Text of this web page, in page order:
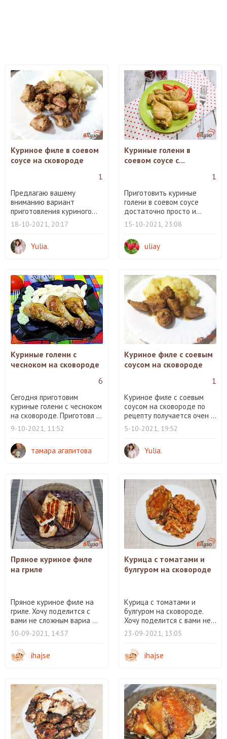
Куриное филе в соевом
соусе на сковороде
1
Предлагаю вашему
вниманию вариант
приготовления куриного...
18-10-2021, 20:17
Yulia.
Куриные голени в
соевом соусе с...
1
Приготовить куриные
голени в соевом соусе
достаточно просто и...
15-10-2021, 23:08
uliay
Куриные голени с
чесноком на сковороде
6
Сегодня приготовим
куриные голени с чесноком
на сковороде. Приготовл ...
9-10-2021, 11:52
тамара агапитова
Куриное филе с соевым
соусом на сковороде
1
Куриное филе с соевым
соусом на сковороде по
рецепту получается очен ...
5-10-2021, 19:52
Yulia.
Пряное куриное филе
на гриле
Пряное куриное филе на
гриле. Хочу поделится с
вами не сложным вариа ...
30-09-2021, 14:37
ihajse
Курица с томатами и
булгуром на сковороде
Курица с томатами и
булгуром на сковороде.
Хочу поделится с вами не...
23-09-2021, 13:05
ihajse